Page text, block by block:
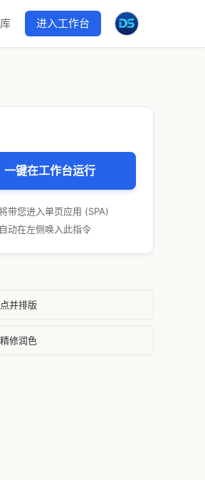
进入工作台
一键在工作台运行
带您进入单页应用 (SPA)
动在左侧唤入此指令
并排版
修润色